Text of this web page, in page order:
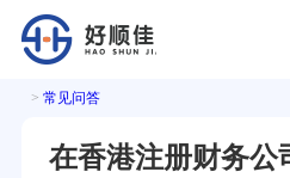
> 常见问答
在香港注册财务公